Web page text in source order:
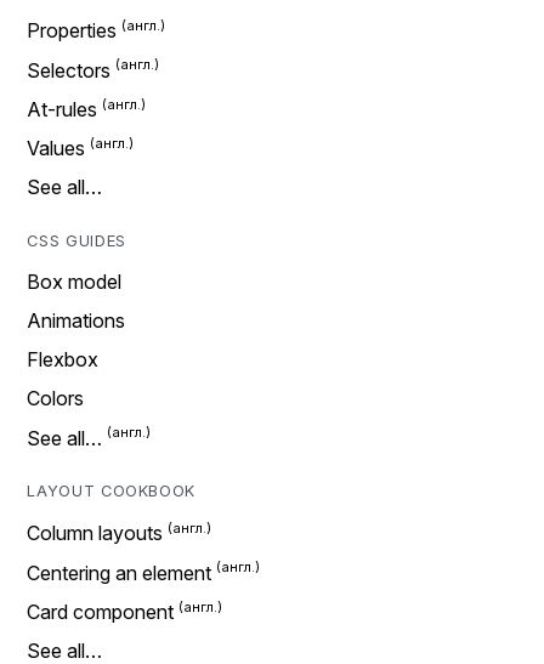
Properties
Selectors
At-rules
Values
See all…
CSS GUIDES
Box model
Animations
Flexbox
Colors
See all…
LAYOUT COOKBOOK
Column layouts
Centering an element
Card component
See all…